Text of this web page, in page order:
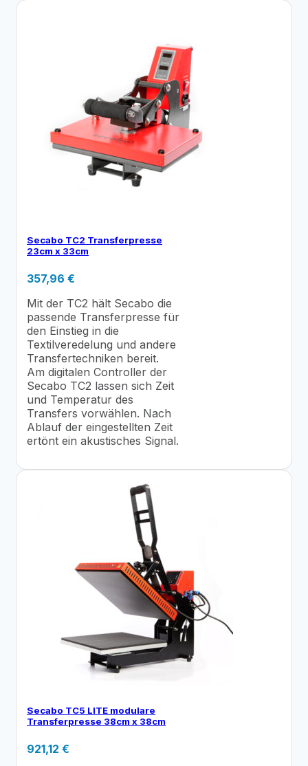
Secabo TC2 Transferpresse
23cm x 33cm
357,96 €
Mit der TC2 hält Secabo die
passende Transferpresse für
den Einstieg in die
Textilveredelung und andere
Transfertechniken bereit.
Am digitalen Controller der
Secabo TC2 lassen sich Zeit
und Temperatur des
Transfers vorwählen. Nach
Ablauf der eingestellten Zeit
ertönt ein akustisches Signal.
Secabo TC5 LITE modulare
Transferpresse 38cm x 38cm
921,12 €